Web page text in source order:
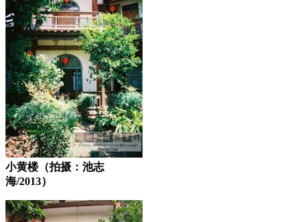
小黄楼（拍摄：池志
海/2013）